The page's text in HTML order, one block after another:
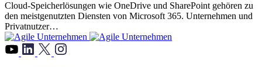
Cloud-Speicherlösungen wie OneDrive und SharePoint gehören zu
den meistgenutzten Diensten von Microsoft 365. Unternehmen und
Privatnutzer…